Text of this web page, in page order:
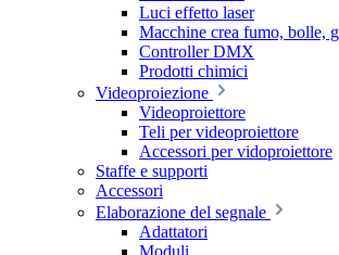
Luci effetto laser
Macchine crea fumo, bolle,
Controller DMX
Prodotti chimici
Videoproiezione
Videoproiettore
Teli per videoproiettore
Accessori per vidoproiettore
Staffe e supporti
Accessori
Elaborazione del segnale
Adattatori
Moduli